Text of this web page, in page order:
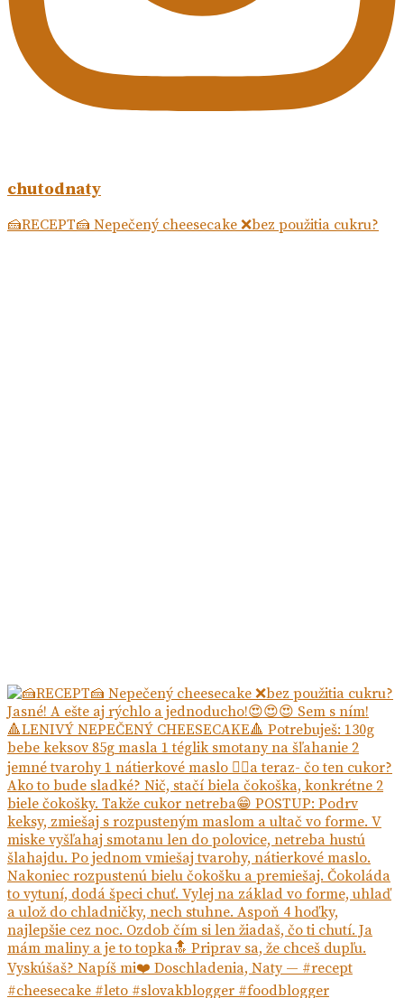
chutodnaty
🍰RECEPT🍰 Nepečený cheesecake ❌bez použitia cukru?